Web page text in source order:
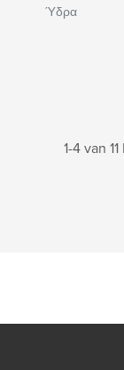
Ύδρα
1-4 van